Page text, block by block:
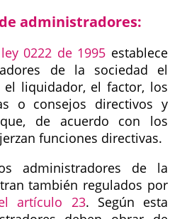
administradores:
0222 de 1995 establece
de la sociedad el
el liquidador, el factor, los
o consejos directivos y
de acuerdo con los
funciones directivas.
administradores de la
también regulados por
artículo 23. Según esta